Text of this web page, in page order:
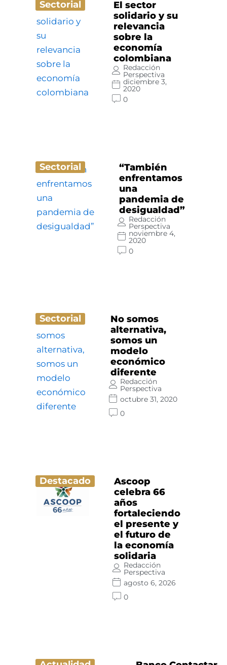
Sectorial
El sector
solidario y su
relevancia
sobre la
economía
colombiana
Redacción
Perspectiva
diciembre 3,
2020
0
Sectorial
“También
enfrentamos
una
pandemia de
desigualdad”
Redacción
Perspectiva
noviembre 4,
2020
0
Sectorial
No somos
alternativa,
somos un
modelo
económico
diferente
Redacción
Perspectiva
octubre 31, 2020
0
Destacado
Ascoop
celebra 66
años
fortaleciendo
el presente y
el futuro de
la economía
solidaria
Redacción
Perspectiva
agosto 6, 2026
0